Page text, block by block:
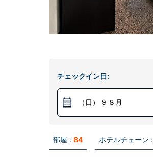
チェックイン日:
（日） 9 ８月
部屋 : 84 ホテルチェーン :